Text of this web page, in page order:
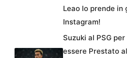
Leao lo prende in
Instagram!
Suzuki al PSG per
essere Prestato